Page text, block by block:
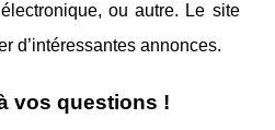
ou autre. Le site
d’intéressantes annonces.
vos questions !